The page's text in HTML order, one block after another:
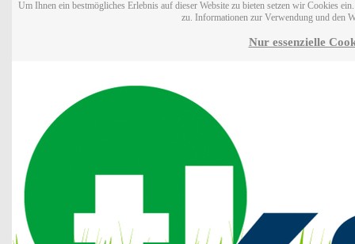
Um Ihnen ein bestmögliches Erlebnis auf dieser Website zu bieten setzen wir Cookies
zu. Informationen zur Verwendung und den
Nur essenzielle